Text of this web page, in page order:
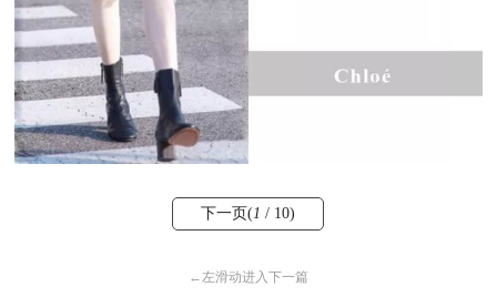
下一页(1 / 10)
← 左滑动进入下一篇